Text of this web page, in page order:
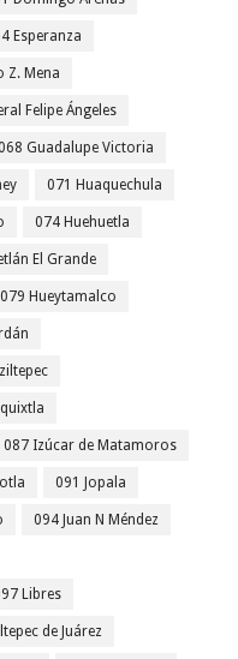
Esperanza
Z. Mena
Felipe Ángeles
Guadalupe Victoria
071 Huaquechula
074 Huehuetla
El Grande
079 Hueytamalco
087 Izúcar de Matamoros
091 Jopala
094 Juan N Méndez
Libres
de Juárez